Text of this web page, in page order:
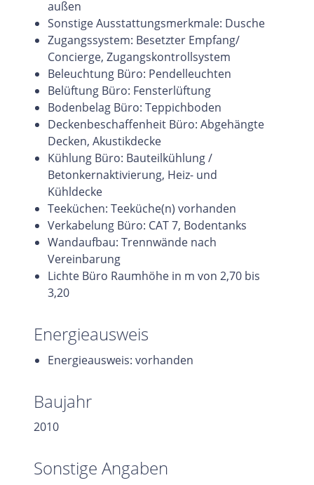
außen
Sonstige Ausstattungsmerkmale: Dusche
Zugangssystem: Besetzter Empfang/
Concierge, Zugangskontrollsystem
Beleuchtung Büro: Pendelleuchten
Belüftung Büro: Fensterlüftung
Bodenbelag Büro: Teppichboden
Deckenbeschaffenheit Büro: Abgehängte
Decken, Akustikdecke
Kühlung Büro: Bauteilkühlung /
Betonkernaktivierung, Heiz- und
Kühldecke
Teeküchen: Teeküche(n) vorhanden
Verkabelung Büro: CAT 7, Bodentanks
Wandaufbau: Trennwände nach
Vereinbarung
Lichte Büro Raumhöhe in m von 2,70 bis
3,20
Energieausweis
Energieausweis: vorhanden
Baujahr
2010
Sonstige Angaben